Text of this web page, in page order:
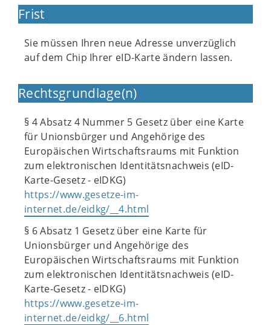
Frist
Sie müssen Ihren neue Adresse unverzüglich
auf dem Chip Ihrer eID-Karte ändern lassen.
Rechtsgrundlage(n)
§ 4 Absatz 4 Nummer 5 Gesetz über eine Karte
für Unionsbürger und Angehörige des
Europäischen Wirtschaftsraums mit Funktion
zum elektronischen Identitätsnachweis (eID-
Karte-Gesetz - eIDKG)
https://www.gesetze-im-
internet.de/eidkg/__4.html
§ 6 Absatz 1 Gesetz über eine Karte für
Unionsbürger und Angehörige des
Europäischen Wirtschaftsraums mit Funktion
zum elektronischen Identitätsnachweis (eID-
Karte-Gesetz - eIDKG)
https://www.gesetze-im-
internet.de/eidkg/__6.html